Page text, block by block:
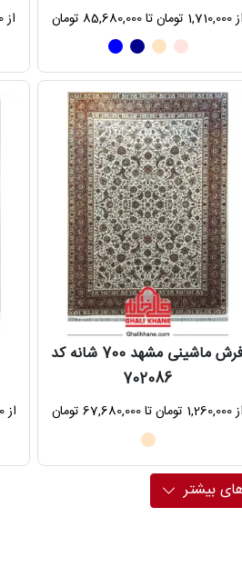
از 1,710,000 تومان تا 85,680,000 تومان از 1,710,000 تومان تا 85,680,000 تومان
فرش ماشینی مشهد 700 شانه کد
702086
از 1,260,000 تومان تا 67,680,000 تومان از 1,521,000 تومان تا 78,750,000 تومان
بیشتر